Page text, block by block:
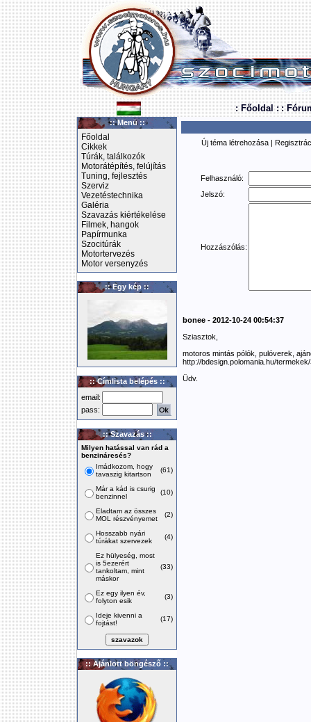
: Főoldal : :
:: Menü ::
Főoldal
Cikkek
Túrák, találkozók
Motorátépítés, felújítás
Tuning, fejlesztés
Szerviz
Vezetéstechnika
Galéria
Szavazás kiértékelése
Filmek, hangok
Papírmunka
Szocitúrák
Motortervezés
Motor versenyzés
:: Egy kép ::
:: Címlista belépés ::
email:
pass:
:: Szavazás ::
Milyen hatással van rád a
benzináresés?
Imádkozom, hogy
tavaszig kitartson
(61)
Már a kád is csurig
benzinnel
(10)
Eladtam az összes
MOL részvényemet
(2)
Hosszabb nyári
túrákat szervezek
(4)
Ez hülyeség, most
is 5ezerért
tankoltam, mint
máskor
(33)
Ez egy ilyen év,
folyton esik
(3)
Ideje kivenni a
fojtást!
(17)
:: Ajánlott böngésző ::
Új téma létrehozása |
Felhasználó:
Jelszó:
Hozzászólás:
bonee - 2012-10-24 00:54:37
Sziasztok,
motoros mintás pólók, pulóverek,
http://bdesign.polomania.hu/
Üdv.